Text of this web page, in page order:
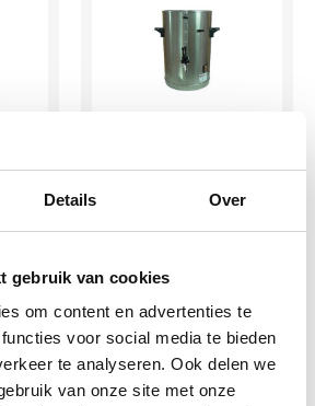
Details Over
gebruik van cookies
om content en advertenties te
voor social media te bieden
te analyseren. Ook delen we
van onze site met onze
10ltr. 220V/80W
€12,64
IN WINKELWAGEN
Meer info